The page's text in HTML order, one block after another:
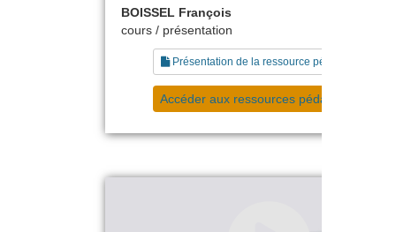
BOISSEL François
cours / présentation
Présentation de la ressource pédagogique
Accéder aux ressources pédagogiques